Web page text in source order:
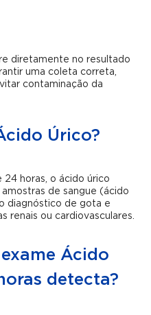
diretamente no resultado
uma coleta correta,
contaminação da
Úrico?
horas, o ácido úrico
de sangue (ácido
diagnóstico de gota e
renais ou cardiovasculares.
Ácido
detecta?